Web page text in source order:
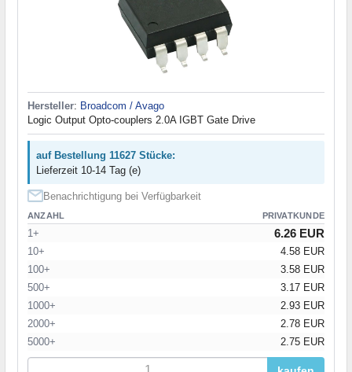
Hersteller: Broadcom / Avago
Logic Output Opto-couplers 2.0A IGBT Gate Drive
auf Bestellung 11627 Stücke:
Lieferzeit 10-14 Tag (e)
Benachrichtigung bei Verfügbarkeit
ANZAHL PRIVATKUNDE
1+ 6.26 EUR
10+
4.58 EUR
100+
3.58 EUR
500+
3.17 EUR
1000+
2.93 EUR
2000+
2.78 EUR
5000+
2.75 EUR